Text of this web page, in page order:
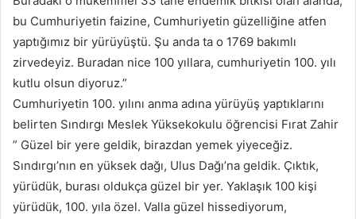
bu Cumhuriyetin faizine, Cumhuriyetin güzelliğine atfen
yaptığımız bir yürüyüştü. Şu anda ta o 1769 bakımlı
zirvedeyiz. Buradan nice 100 yıllara, cumhuriyetin 100. yılı
kutlu olsun diyoruz.”
Cumhuriyetin 100. yılını anma adına yürüyüş yaptıklarını
belirten Sındırgı Meslek Yüksekokulu öğrencisi Fırat Zahir
” Güzel bir yere geldik, birazdan yemek yiyeceğiz.
Sındırgı’nın en yüksek dağı, Ulus Dağı’na geldik. Çıktık,
yürüdük, burası oldukça güzel bir yer. Yaklaşık 100 kişi
yürüdük, 100. yıla özel. Valla güzel hissediyorum,